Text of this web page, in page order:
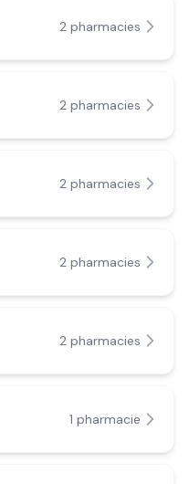
2 pharmacies
2 pharmacies
2 pharmacies
2 pharmacies
2 pharmacies
1 pharmacie